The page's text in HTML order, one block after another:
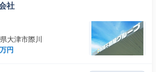
社
大津市際川
円